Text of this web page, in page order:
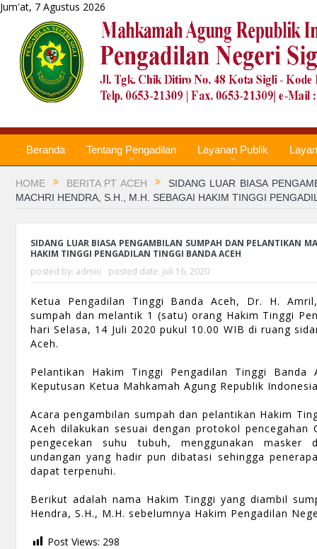
Jum'at, 7 Agustus 2026
Beranda Tentang Pengadilan Layanan Publik
HOME BERITA PT ACEH
SIDANG LUAR BIASA
MACHRI HENDRA, S.H., M.H. SEBAGAI HAKIM TINGGI
SIDANG LUAR BIASA PENGAMBILAN SUMPAH DAN PELANTIKAN
HAKIM TINGGI PENGADILAN TINGGI BANDA ACEH
posted by: admin posted date: juli 16, 2020
Ketua Pengadilan Tinggi Banda Aceh, Dr. H.
sumpah dan melantik 1 (satu) orang Hakim Tinggi
hari Selasa, 14 Juli 2020 pukul 10.00 WIB di ruang
Aceh.
Pelantikan Hakim Tinggi Pengadilan Tinggi Banda
Keputusan Ketua Mahkamah Agung Republik
Acara pengambilan sumpah dan pelantikan Hakim
Aceh dilakukan sesuai dengan protokol pencegahan
pengecekan suhu tubuh, menggunakan
undangan yang hadir pun dibatasi sehingga
dapat terpenuhi.
Berikut adalah nama Hakim Tinggi yang diambil
Hendra, S.H., M.H. sebelumnya Hakim Pengadilan
Post Views: 298